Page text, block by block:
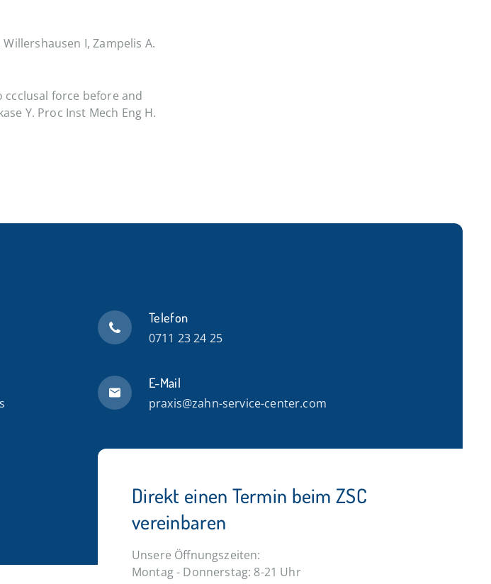
I, Zampelis A.
force before and
Y. Proc Inst Mech Eng H.
Telefon
0711 23 24 25
E-Mail
praxis@zahn-service-center.com
Direkt einen Termin beim ZSC
vereinbaren
Unsere Öffnungszeiten:
Montag - Donnerstag: 8-21 Uhr